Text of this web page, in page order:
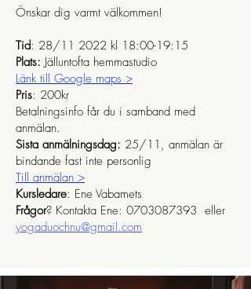
Önskar dig varmt välkommen!
Tid: 28/11 2022 kl 18:00-19:15
Plats: Jälluntofta hemmastudio
Länk till Google maps >
Pris: 200kr
Betalningsinfo får du i samband med
anmälan.
Sista anmälningsdag: 25/11, anmälan är
bindande fast inte personlig
Till anmälan >
Kursledare: Ene Vabamets
Frågor? Kontakta Ene: 0703087393 eller
yogaduochnu@gmail.com